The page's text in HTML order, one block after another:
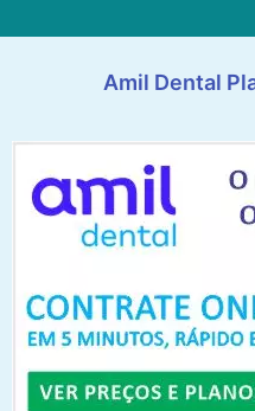
Amil Dental